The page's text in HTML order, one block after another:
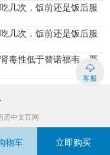
客服
几次，饭前还是饭后服
几次，饭前还是饭后服
毒性低于替诺福韦，严
房中文官网
物车 立即购买